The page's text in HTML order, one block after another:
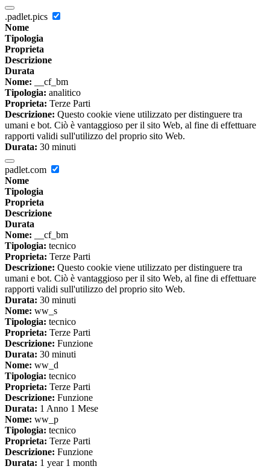
.padlet.pics
Nome
Tipologia
Proprieta
Descrizione
Durata
Nome: __cf_bm
Tipologia: analitico
Proprieta: Terze Parti
Descrizione: Questo cookie viene utilizzato per distinguere tra
umani e bot. Ciò è vantaggioso per il sito Web, al fine di effettuare
rapporti validi sull'utilizzo del proprio sito Web.
Durata: 30 minuti
padlet.com
Nome
Tipologia
Proprieta
Descrizione
Durata
Nome: __cf_bm
Tipologia: tecnico
Proprieta: Terze Parti
Descrizione: Questo cookie viene utilizzato per distinguere tra
umani e bot. Ciò è vantaggioso per il sito Web, al fine di effettuare
rapporti validi sull'utilizzo del proprio sito Web.
Durata: 30 minuti
Nome: ww_s
Tipologia: tecnico
Proprieta: Terze Parti
Descrizione: Funzione
Durata: 30 minuti
Nome: ww_d
Tipologia: tecnico
Proprieta: Terze Parti
Descrizione: Funzione
Durata: 1 Anno 1 Mese
Nome: ww_p
Tipologia: tecnico
Proprieta: Terze Parti
Descrizione: Funzione
Durata: 1 year 1 month